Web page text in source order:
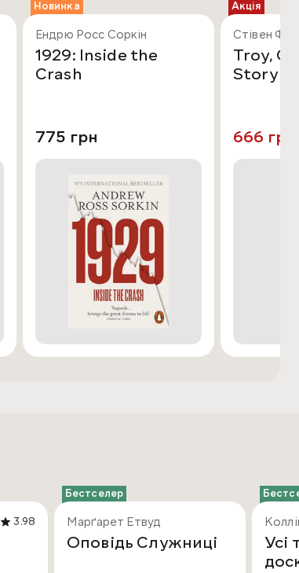
Новинка
Ендрю Росс Соркін
1929: Inside the
Crash
775 грн
Акція
Стівен
Troy,
Story
666 грн
3.98
Бестселер
Марґарет Етвуд
Оповідь Служниці
Усі